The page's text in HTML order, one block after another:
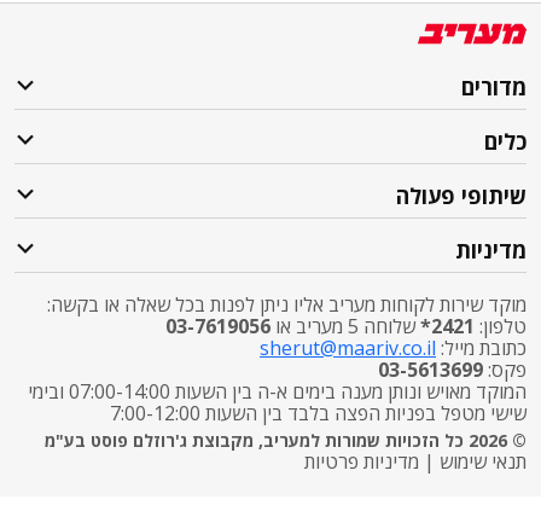
מדורים
כלים
שיתופי פעולה
מדיניות
מוקד שירות לקוחות מעריב אליו ניתן לפנות בכל שאלה או בקשה:
טלפון: 2421* שלוחה 5 מעריב או
03-7619056
כתובת מייל: sherut@maariv.co.il
פקס:03-5613699
המוקד מאויש ונותן מענה בימים א-ה בין השעות 07:00-14:00 ובימי
שישי מטפל בפניות הפצה בלבד בין השעות 7:00-12:00
© 2026 כל הזכויות שמורות למעריב, מקבוצת ג'רוזלם פוסט בע"מ
תנאי שימוש | מדיניות פרטיות